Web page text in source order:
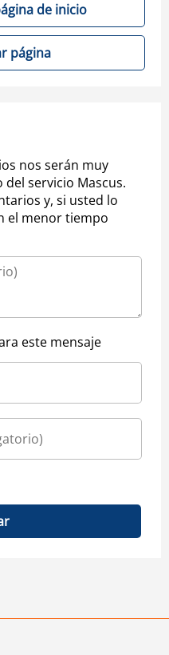
de inicio
página
nos serán muy
servicio Mascus.
y, si usted lo
el menor tiempo
este mensaje